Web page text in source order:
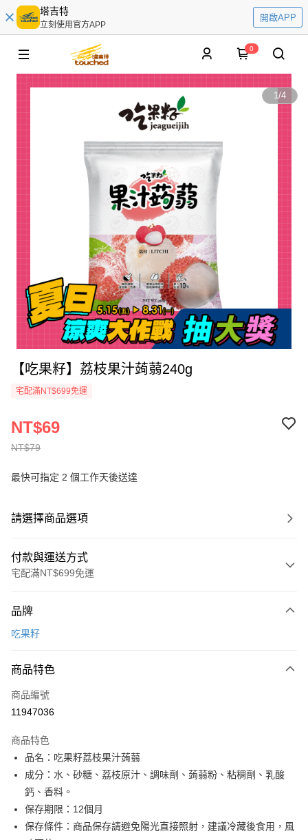
塔吉特
立刻使用官方APP
開啟APP
0
1/4
【吃果籽】荔枝果汁蒟蒻240g
宅配滿NT$699免運
NT$79
NT$69
最快可指定 2 個工作天後送達
請選擇商品選項
付款與運送方式
宅配滿NT$699免運
信用卡一次付款
3 期 0 利率 每期
合作金庫商業銀行
上海商業儲蓄銀行
臺灣中小企業銀行
匯豐（台灣）商業銀行
聯邦商業銀行
遠東國際商業銀行
元大商業銀行
玉山商業銀行
台灣樂天信用卡公司
合作金庫商業銀行
上海商業儲蓄銀行
國泰世華商業銀行
匯豐（台灣）商業銀行
華泰商業銀行
聯邦商業銀行
元大商業銀行
玉山商業銀行
星展（台灣）商業銀行
LINE Pay
Apple Pay
街口支付
悠遊付
全盈+PAY
品牌
吃果籽
商品特色
商品編號
11947036
商品特色
品名：吃果籽荔枝果汁蒟蒻
成分：水、砂糖、荔枝原汁、調味劑、蒟蒻粉、粘稠劑、乳酸
鈣、香料。
保存期限：12個月
保存條件：商品保存請避免陽光直接照射，建議冷藏後食用，風